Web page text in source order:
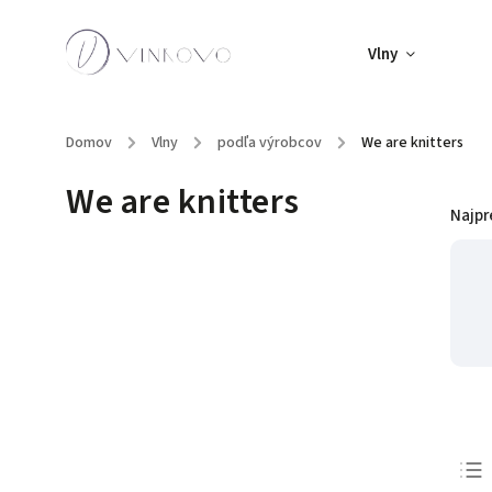
Vlny
Domov / Vlny / podľa výrobcov / We are knitters
We are knitters